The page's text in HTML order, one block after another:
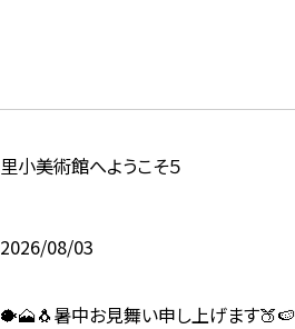
里小美術館へようこそ５
2026/08/03
🐡🗻🐧暑中お見舞い申し上げます🍑🍉